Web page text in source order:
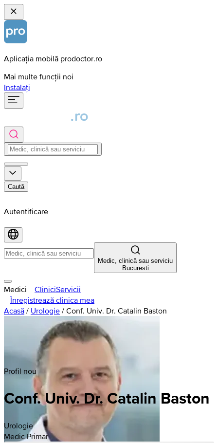
Aplicația mobilă prodoctor.ro
Mai multe funcții noi
Instalați
Caută
Autentificare
Medic, clinică sau serviciu
Bucuresti
Medici CliniciServicii
Înregistrează clinica mea
Acasă / Urologie / Conf. Univ. Dr. Catalin Baston
Profil nou
Conf. Univ. Dr. Catalin Baston
Urologie
Medic Primar